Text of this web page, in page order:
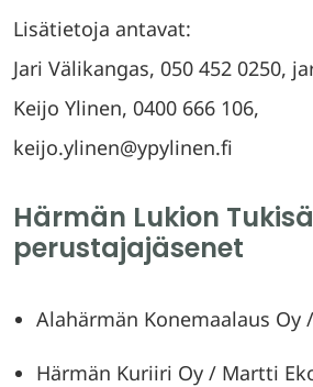
Lisätietoja antavat:
Jari Välikangas, 050 452 0250,
Keijo Ylinen, 0400 666 106,
keijo.ylinen@ypylinen.fi
Härmän Lukion
perustajajäsenet
Alahärmän Konemaalaus Oy
Härmän Kuriiri Oy / Martti